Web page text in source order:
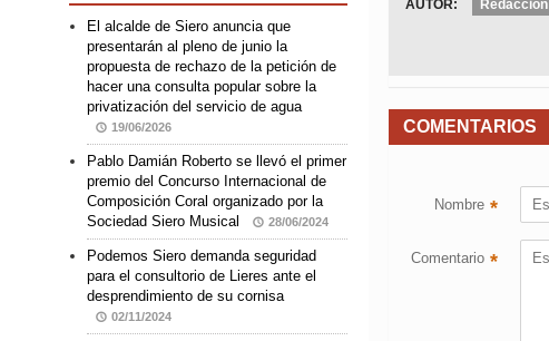
AUTOR: Redacción
COMENTARIOS
Nombre *
Comentario *
El alcalde de Siero anuncia que
presentarán al pleno de junio la
propuesta de rechazo de la petición de
hacer una consulta popular sobre la
privatización del servicio de agua
19/06/2026
Pablo Damián Roberto se llevó el primer
premio del Concurso Internacional de
Composición Coral organizado por la
Sociedad Siero Musical
28/06/2024
Podemos Siero demanda seguridad
para el consultorio de Lieres ante el
desprendimiento de su cornisa
02/11/2024